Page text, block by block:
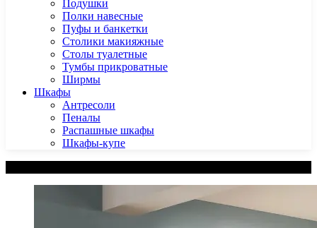
Подушки
Полки навесные
Пуфы и банкетки
Столики макияжные
Столы туалетные
Тумбы прикроватные
Ширмы
Шкафы
Антресоли
Пеналы
Распашные шкафы
Шкафы-купе